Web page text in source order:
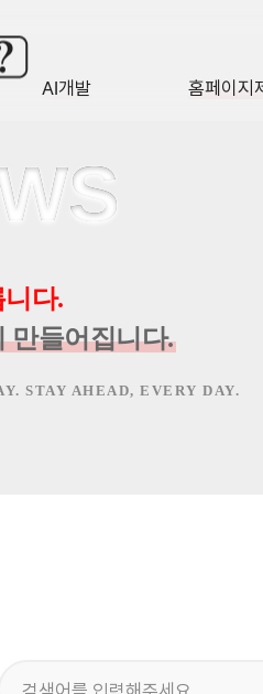
AI개발 홈페이지
소식을 전합니다.
다.
만들어집니다.
STAY AHEAD, EVERY DAY.